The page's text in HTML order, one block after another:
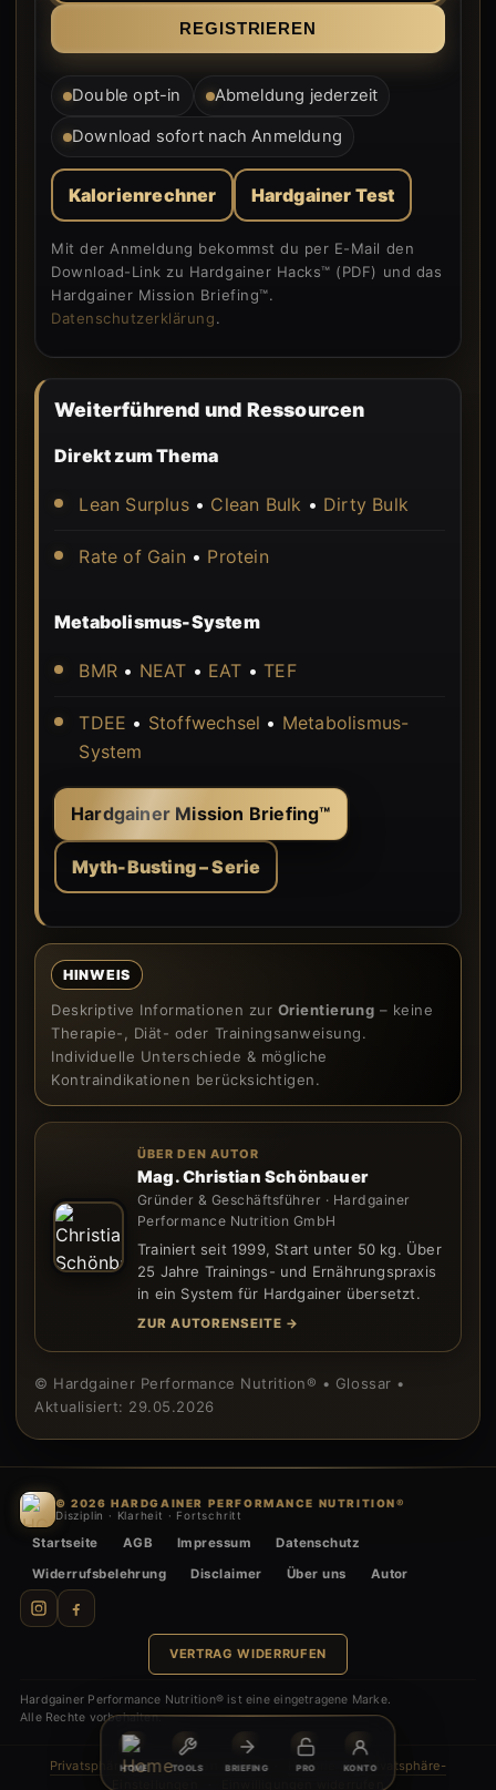
HOME TOOLS BRIEFING PRO KONTO
Double opt-in Abmeldung jederzeit
Download sofort nach Anmeldung
Kalorienrechner Hardgainer Test
Mit der Anmeldung bekommst du per E-Mail den
Download-Link zu Hardgainer Hacks™ (PDF) und das
Hardgainer Mission Briefing™.
Datenschutzerklärung.
Weiterführend und Ressourcen
Direkt zum Thema
Lean Surplus• Clean Bulk • Dirty Bulk
Rate of Gain • Protein
Metabolismus-System
BMR • NEAT • EAT • TEF
TDEE • Stoffwechsel • Metabolismus-
System
Hardgainer Mission Briefing™
Myth-Busting – Serie
HINWEIS
Deskriptive Informationen zur Orientierung – keine
Therapie-, Diät- oder Trainingsanweisung.
Individuelle Unterschiede & mögliche
Kontraindikationen berücksichtigen.
ÜBER DEN AUTOR
Mag. Christian Schönbauer
Gründer & Geschäftsführer · Hardgainer
Performance Nutrition GmbH
Trainiert seit 1999, Start unter 50 kg. Über
25 Jahre Trainings- und Ernährungspraxis
in ein System für Hardgainer übersetzt.
ZUR AUTORENSEITE →
© Hardgainer Performance Nutrition® • Glossar •
Aktualisiert: 29.05.2026
© 2026 HARDGAINER PERFORMANCE NUTRITION®
Disziplin · Klarheit · Fortschritt
Startseite AGB Impressum
Datenschutz
Widerrufsbelehrung
Disclaimer Über uns Autor
VERTRAG WIDERRUFEN
Hardgainer Performance Nutrition® ist eine eingetragene Marke.
Alle Rechte vorbehalten.
Privatsphäre-Einstellungen ändern
Historie der Privatsphäre-